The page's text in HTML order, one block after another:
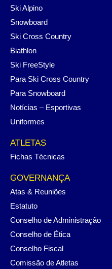
Ski Alpino
Snowboard
Ski Cross Country
Biathlon
Ski FreeStyle
Para Ski Cross Country
Para Snowboard
Notícias – Esportivas
Uniformes
ATLETAS
Fichas Técnicas
GOVERNANÇA
Atas & Reuniões
Estatuto
Conselho de Administração
Conselho de Ética
Conselho Fiscal
Comissão de Atletas